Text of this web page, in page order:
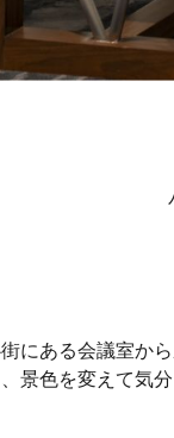
にある会議室か
景色を変えて気